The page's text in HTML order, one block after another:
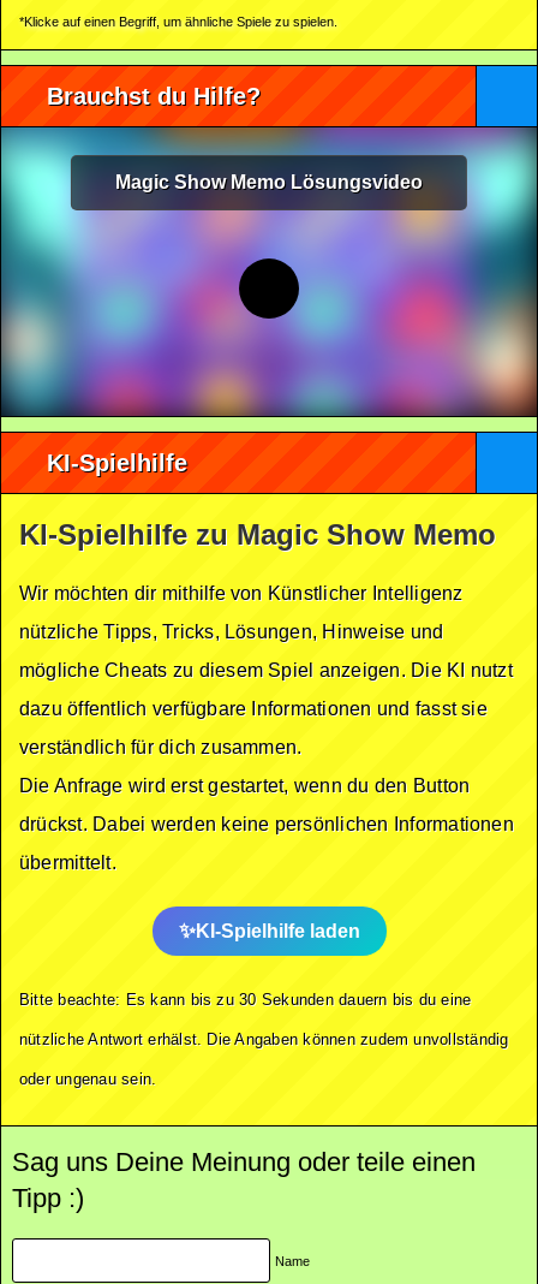
*Klicke auf einen Begriff, um ähnliche Spiele zu spielen.
Brauchst du Hilfe?
Magic Show Memo Lösungsvideo
KI-Spielhilfe
KI-Spielhilfe zu Magic Show Memo
Wir möchten dir mithilfe von Künstlicher Intelligenz
nützliche Tipps, Tricks, Lösungen, Hinweise und
mögliche Cheats zu diesem Spiel anzeigen. Die KI nutzt
dazu öffentlich verfügbare Informationen und fasst sie
verständlich für dich zusammen.
Die Anfrage wird erst gestartet, wenn du den Button
drückst. Dabei werden keine persönlichen Informationen
übermittelt.
KI-Spielhilfe laden
Bitte beachte: Es kann bis zu 30 Sekunden dauern bis du eine
nützliche Antwort erhälst. Die Angaben können zudem unvollständig
oder ungenau sein.
Sag uns Deine Meinung oder teile einen
Tipp :)
Name